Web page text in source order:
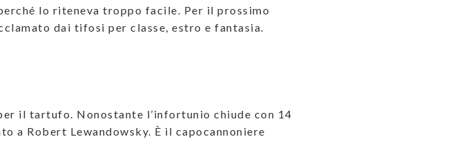
lo riteneva troppo facile. Per il prossimo
dai tifosi per classe, estro e fantasia.
il tartufo. Nonostante l’infortunio chiude con 14
a Robert Lewandowsky. È il capocannoniere